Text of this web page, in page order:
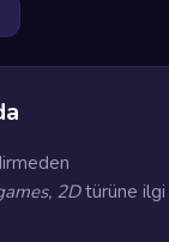
2Dtürüne ilgi